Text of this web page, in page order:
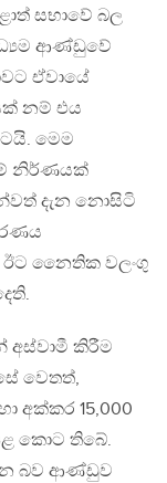
සභාවේ බල
ආණ්ඩුවේ
ඒවායේ
නම් එය
මෙම
නිර්ණයක්
දැන නොසිටි
ඊට නෛතික වලංගු
කිරීම
වෙතත්,
අක්කර 15,000
කොට තිබේ.
බව ආණ්ඩුව